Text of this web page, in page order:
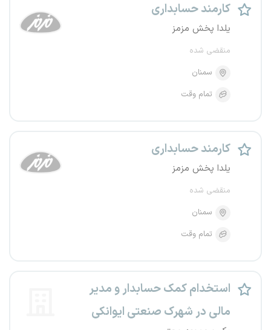
کارمند حسابداری
یلدا پخش مزمز
منقضی شده
سمنان
تمام وقت
کارمند حسابداری
یلدا پخش مزمز
منقضی شده
سمنان
تمام وقت
استخدام کمک حسابدار و مدیر
مالی در شهرک صنعتی ایوانکی